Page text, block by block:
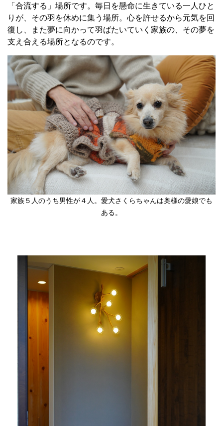
「合流する」場所です。毎日を懸命に生きている一人ひと
りが、その羽を休めに集う場所。心を許せるから元気を回
復し、また夢に向かって羽ばたいていく家族の、その夢を
支え合える場所となるのです。
家族５人のうち男性が４人。愛犬さくらちゃんは奥様の愛娘でも
ある。